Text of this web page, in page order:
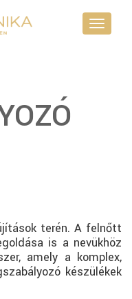
Toggle
terén. A felnőtt
is a nevükhöz
amely a komplex,
készülékek